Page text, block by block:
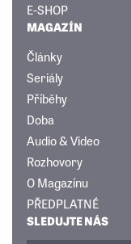
E-SHOP
MAGAZÍN
Články
Seriály
Příběhy
Doba
Audio & Video
Rozhovory
O Magazínu
PŘEDPLATNÉ
SLEDUJTE NÁS